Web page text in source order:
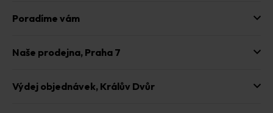
Poradíme vám
Naše prodejna, Praha 7
Výdej objednávek, Králův Dvůr